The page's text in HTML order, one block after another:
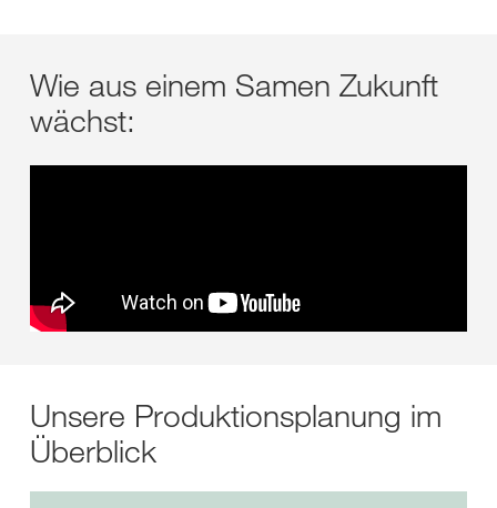
Wie aus einem Samen Zukunft
wächst:
Unsere Produktionsplanung im
Überblick